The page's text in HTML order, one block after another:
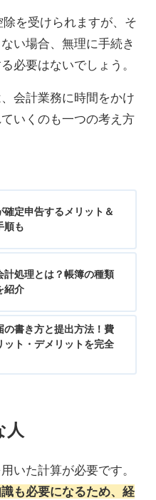
を受けられますが、そ
い場合、無理に手続き
必要はないでしょう。
会計業務に時間をかけ
いくのも一つの考え方
定申告するメリット＆
順も
計処理とは？帳簿の種類
紹介
の書き方と提出方法！費
ット・デメリットを完全
人
いた計算が必要です。
も必要になるため、経